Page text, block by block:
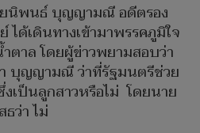
นิพนธ์ บุญญามณี อดีตรอง
ด้เดินทางเข้ามาพรรคภูมิใจ
ตาล โดยผู้ข่าวพยามสอบว่า
บุญญามณี ว่าที่รัฐมนตรีช่วย
เป็นลูกสาวหรือไม่ โดยนาย
ว่า ไม่